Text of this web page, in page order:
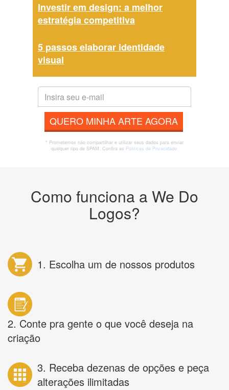
Investir em design: a melhor
estratégia competitiva
5 passos elaborar identidade
visual
QUERO MINHA ARTE AGORA
* Prometemos não compartilhar e utilizar seus dados para enviar
qualquer tipo de SPAM. Confira as Políticas de Privacidade.
Como funciona a We Do
Logos?
1. Escolha um de nossos produtos
2. Conte pra gente o que você deseja na
criação
3. Receba dezenas de opções e peça
alterações ilimitadas